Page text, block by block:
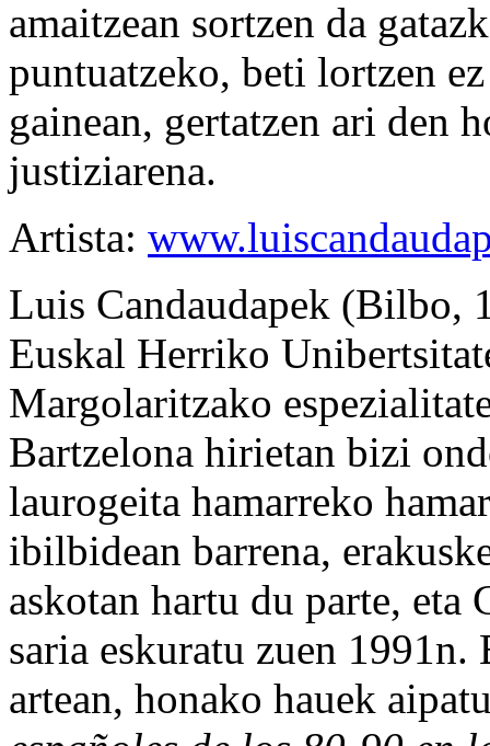
amaitzean sortzen da
puntuatzeko, beti lortzen
gainean, gertatzen ari den
justiziarena.
Artista:
Luis Candaudapek (Bilbo,
Euskal Herriko
Margolaritzako
Bartzelona hirietan bizi
laurogeita hamarreko
ibilbidean barrena,
askotan hartu du parte, eta
saria eskuratu zuen
artean, honako hauek